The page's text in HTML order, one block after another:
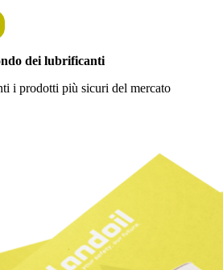
dei lubrificanti
i prodotti più sicuri del mercato